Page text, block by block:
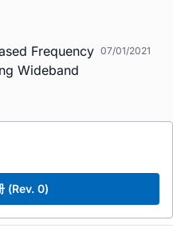
Frequency
Wideband
07/01/2021
(Rev. 0)